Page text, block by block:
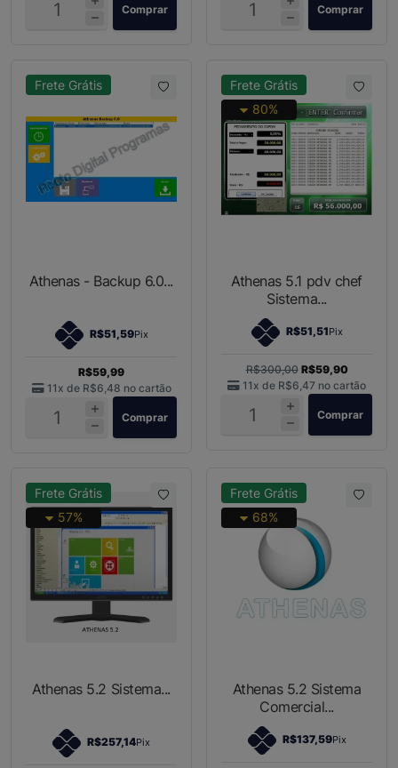
Comprar Comprar
Frete Grátis
Athenas - Backup 6.0...
R$51,59Pix
R$59,99
11x de R$6,48 no cartão
Comprar
Frete Grátis
80%
Athenas 5.1 pdv chef
Sistema...
R$51,51Pix
R$300,00 R$59,90
11x de R$6,47 no cartão
Comprar
Frete Grátis
57%
Athenas 5.2 Sistema...
R$257,14Pix
Frete Grátis
68%
Athenas 5.2 Sistema
Comercial...
R$137,59Pix